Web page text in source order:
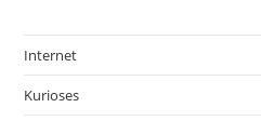
Internet
Kurioses